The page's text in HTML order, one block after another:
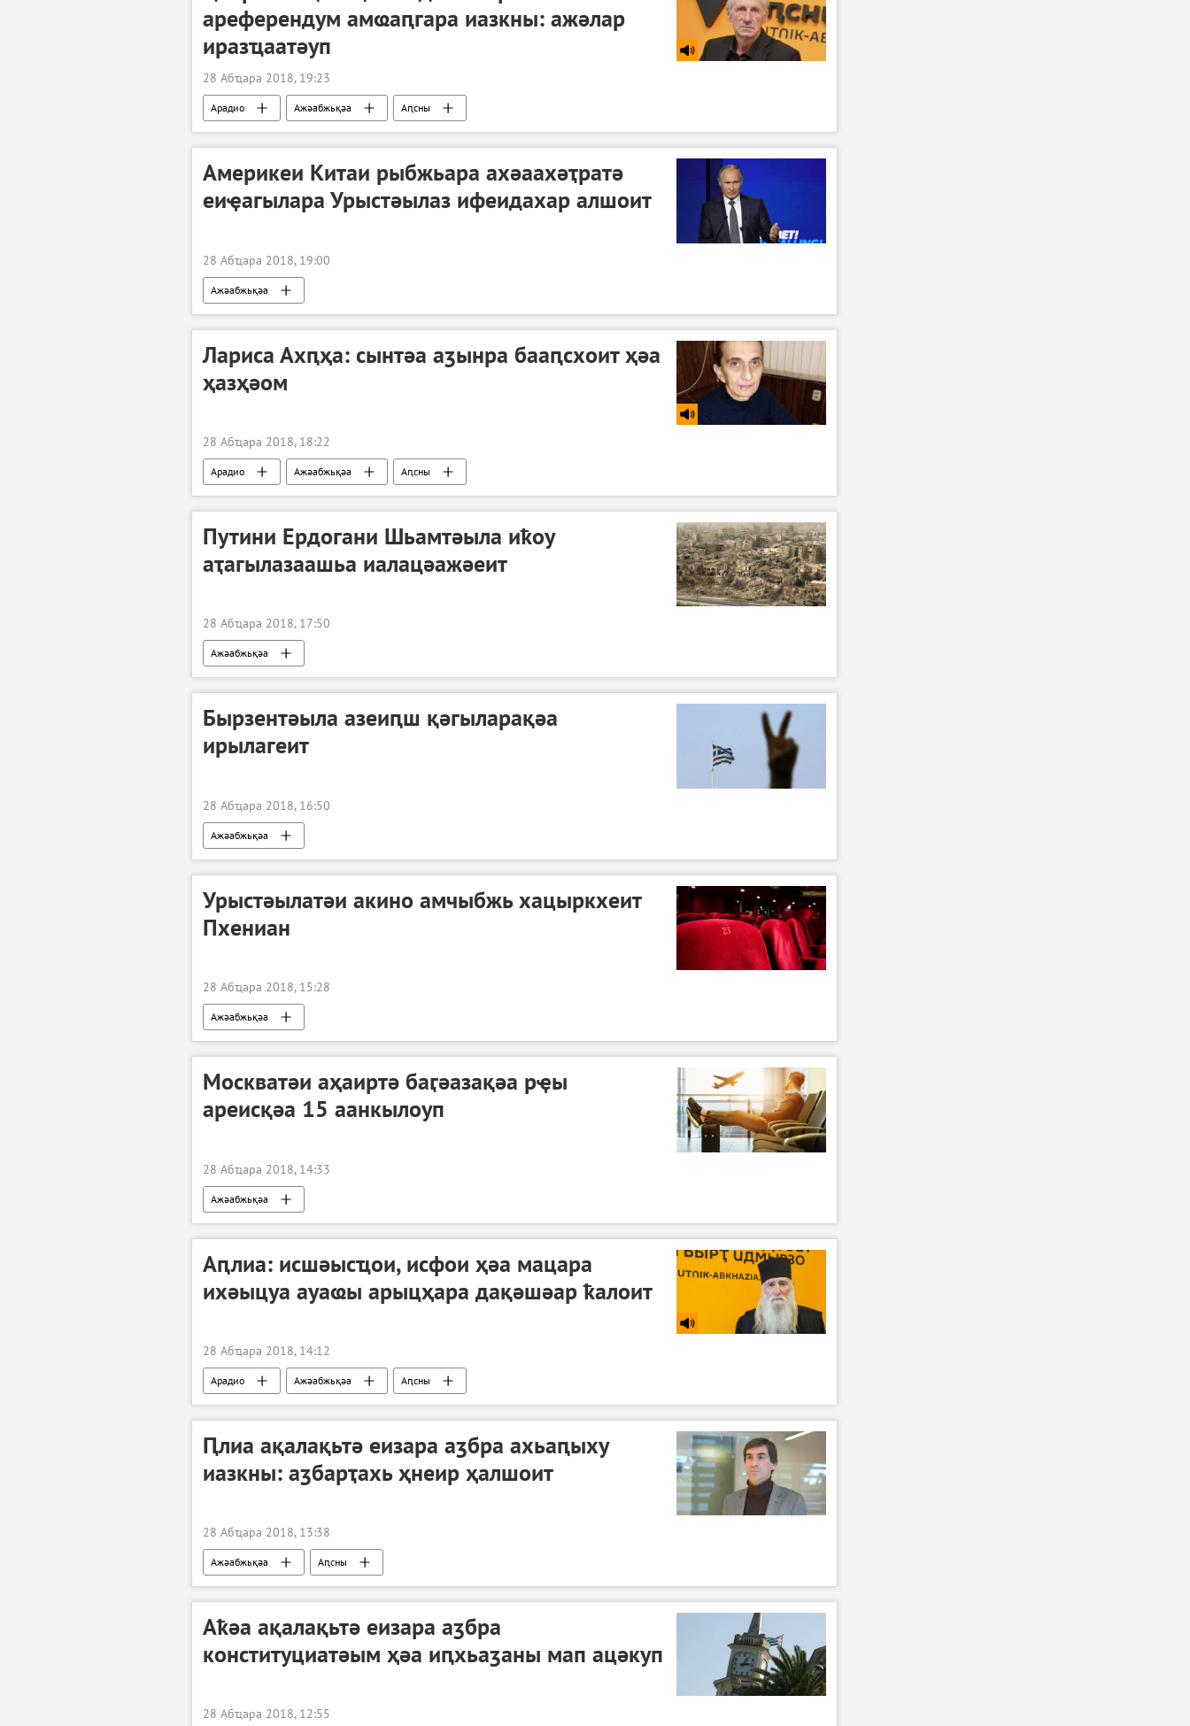
ареферендум амҩаԥгара иазкны: ажәлар
иразҵаатәуп
28 Абҵара 2018, 19:23
Арадио Ажәабжьқәа Аԥсны
Америкеи Китаи рыбжьара ахәаахәҭратә
еиҿагылара Урыстәылаз ифеидахар алшоит
28 Абҵара 2018, 19:00
Ажәабжьқәа
Лариса Ахԥҳа: сынтәа аӡынра бааԥсхоит ҳәа
ҳазҳәом
28 Абҵара 2018, 18:22
Арадио Ажәабжьқәа Аԥсны
Путини Ердогани Шьамтәыла иҟоу
аҭагылазаашьа иалацәажәеит
28 Абҵара 2018, 17:50
Ажәабжьқәа
Бырзентәыла азеиԥш қәгыларақәа
ирылагеит
28 Абҵара 2018, 16:50
Ажәабжьқәа
Урыстәылатәи акино амчыбжь хацыркхеит
Пхениан
28 Абҵара 2018, 15:28
Ажәабжьқәа
Москватәи аҳаиртә баӷәазақәа рҿы
ареисқәа 15 аанкылоуп
28 Абҵара 2018, 14:33
Ажәабжьқәа
Аԥлиа: исшәысҵои, исфои ҳәа мацара
ихәыцуа ауаҩы арыцҳара дақәшәар ҟалоит
28 Абҵара 2018, 14:12
Арадио Ажәабжьқәа Аԥсны
Ԥлиа ақалақьтә еизара аӡбра ахьаԥыху
иазкны: аӡбарҭахь ҳнеир ҳалшоит
28 Абҵара 2018, 13:38
Ажәабжьқәа Аԥсны
Аҟәа ақалақьтә еизара аӡбра
конституциатәым ҳәа иԥхьаӡаны мап ацәкуп
28 Абҵара 2018, 12:55